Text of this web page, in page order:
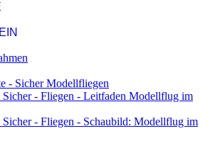
- Sicher Modellfliegen
Sicher - Fliegen - Leitfaden Modellflug im
- Fliegen - Schaubild: Modellflug im